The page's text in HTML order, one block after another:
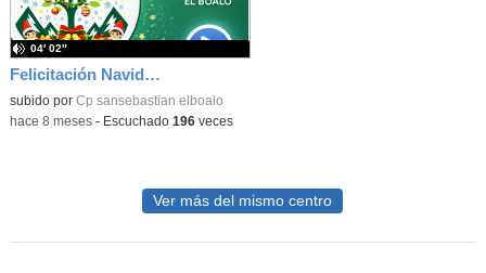
Felicitación Navideña CEIP San Sebastián 2025
subido por Cp sansebastian elboalo
04′ 02″
-hace 8 meses- Escuchado 196veces
Ver más del mismo centro